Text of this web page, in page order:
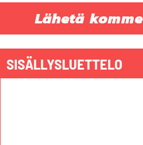
SISÄLLYSLUETTELO